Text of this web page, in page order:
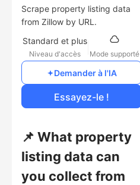
Scrape property listing data
from Zillow by URL.
Standard et plus
Niveau d'accès Mode supporté
Essayez-le !
Demander à l'IA
📌 What property
listing data can
you collect from